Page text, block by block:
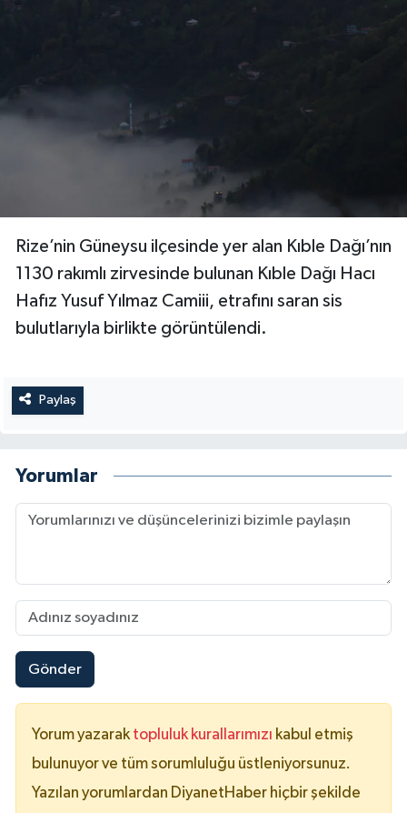
Rize’nin Güneysu ilçesinde yer alan Kıble Dağı’nın
1130 rakımlı zirvesinde bulunan Kıble Dağı Hacı
Hafız Yusuf Yılmaz Camiii, etrafını saran sis
bulutlarıyla birlikte görüntülendi.
Paylaş
Yorumlar
Gönder
Yorum yazaraktopluluk kurallarımızı kabul etmiş
bulunuyor ve tüm sorumluluğu üstleniyorsunuz.
Yazılan yorumlardan DiyanetHaber hiçbir şekilde